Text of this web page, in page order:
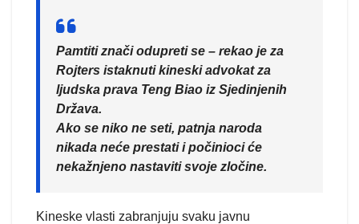
Pamtiti znači odupreti se – rekao je za
Rojters istaknuti kineski advokat za
ljudska prava Teng Biao iz Sjedinjenih
Država.
Ako se niko ne seti, patnja naroda
nikada neće prestati i počinioci će
nekažnjeno nastaviti svoje zločine.
Kineske vlasti zabranjuju svaku javnu